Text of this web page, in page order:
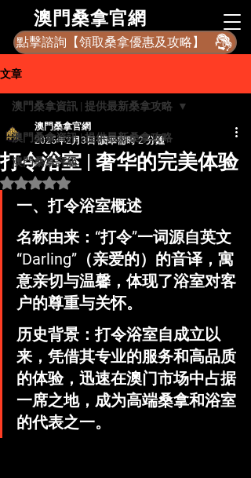
​澳門桑拿官網
點擊諮詢【領取桑拿優惠及攻略】
文章
澳門桑拿資訊 | 提供最新桑拿攻略
澳門桑拿評級
澳門桑拿資訊 | 提供最新桑拿攻略
打令浴室 | 奢华的完美体验
澳門桑拿官網
2025年2月3日 讀畢需時 2 分鐘
評等為 NaN（最高為 5 顆星）。
一、打令浴室概述
名称由来：“打令”一词源自英文
“Darling”（亲爱的）的音译，寓
意亲切与温馨，体现了浴室对客
户的尊重与关怀。
历史背景：打令浴室自成立以
来，凭借其专业的服务和高品质
的体验，迅速在澳门市场中占据
一席之地，成为高端桑拿和浴室
的代表之一。